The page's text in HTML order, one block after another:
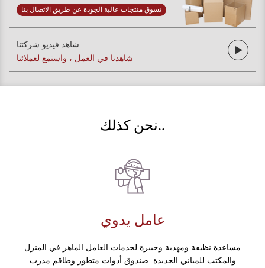
تسوق منتجات عالية الجودة عن طريق الاتصال بنا
شاهد فيديو شركتنا
شاهدنا في العمل ، واستمع لعملائنا
نحن كذلك..
عامل يدوي
مساعدة نظيفة ومهذبة وخبيرة لخدمات العامل الماهر في المنزل
والمكتب للمباني الجديدة. صندوق أدوات متطور وطاقم مدرب